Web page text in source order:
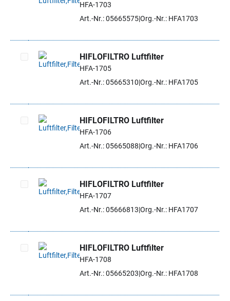
Artikel auswählen
HFA-1703
Art.-Nr.: 05665575Org.-Nr.: HFA1703
Artikel auswählen
HIFLOFILTRO Luftfilter
HFA-1705
Art.-Nr.: 05665310 Org.-Nr.: HFA1705
Artikel auswählen
HIFLOFILTRO Luftfilter
HFA-1706
Art.-Nr.: 05665088 Org.-Nr.: HFA1706
Artikel auswählen
HIFLOFILTRO Luftfilter
HFA-1707
Art.-Nr.: 05666813 Org.-Nr.: HFA1707
Artikel auswählen
HIFLOFILTRO Luftfilter
HFA-1708
Art.-Nr.: 05665203 Org.-Nr.: HFA1708